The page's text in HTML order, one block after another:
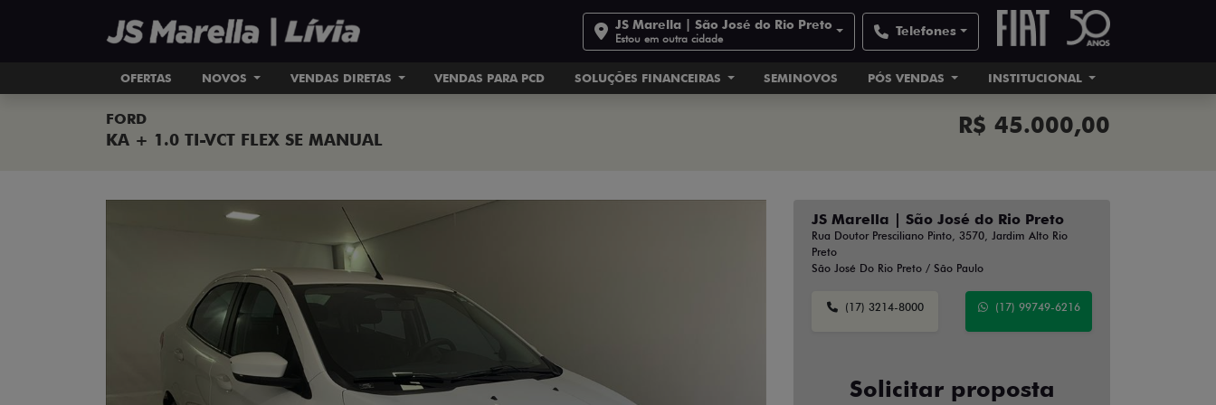
JS Marella | São José do Rio Preto
Estou em outra cidade Telefones
OFERTAS NOVOS VENDAS DIRETAS VENDAS PARA PCD SOLUÇÕES FINANCEIRAS SEMINOVOS PÓS VENDAS INSTITUCIONAL
FORD
KA + 1.0 TI-VCT FLEX SE MANUAL
R$ 45.000,00
JS Marella | São José do Rio Preto
Rua Doutor Presciliano Pinto, 3570, Jardim Alto Rio
Preto
São José Do Rio Preto / São Paulo
(17) 3214-8000 (17) 99749-6216
Solicitar proposta